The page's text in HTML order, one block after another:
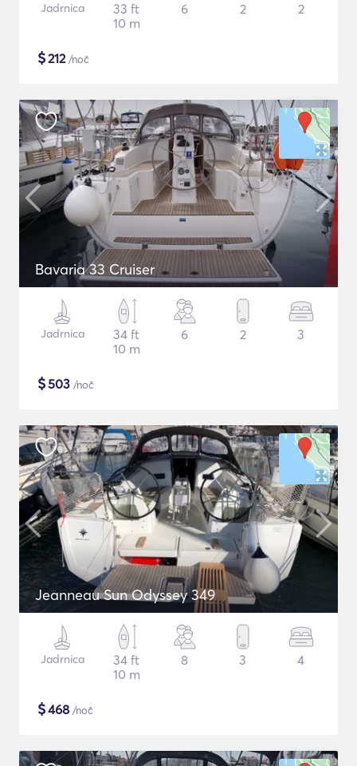
Jadrnica
33 ft
10 m
6 2 2
$212/noč
Bavaria 33 Cruiser
Jadrnica
34 ft
10 m
6 2 3
$503 /noč
Jeanneau Sun Odyssey 349
Jadrnica
34 ft
10 m
8 3 4
$468 /noč